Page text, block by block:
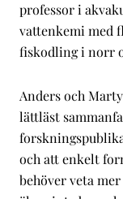
professor i
vattenkemi med
fiskodling i norr
Anders och
lättläst
och att enkelt
behöver veta